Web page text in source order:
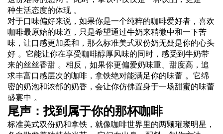
种生活态度的体现 。
对于口味偏好来说，如果你是一个纯粹的咖啡爱好者，喜欢
咖啡最原始的味道，只是希望通过牛奶来稍微中和一下苦
味，让口感更加柔和，那么标准美式双份奶无疑是你的心头
好 。它能让你在享受咖啡醇厚风味的同时，感受到牛奶带
来的丝丝香甜 。相反，如果你更偏爱奶味重、甜度高，追
求丰富口感层次的咖啡，拿铁绝对能满足你的味蕾 。它绵
密的奶泡和浓郁的奶香，会让你仿佛置身于一场甜蜜的味蕾
盛宴中 。
尾声：找到属于你的那杯咖啡
标准美式双份奶和拿铁，就像咖啡世界里的两颗璀璨明星，